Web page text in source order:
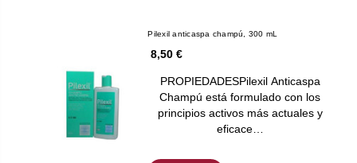
Pilexil anticaspa champú, 300 mL
8,50 €
PROPIEDADESPilexil Anticaspa
Champú está formulado con los
principios activos más actuales y
eficace…